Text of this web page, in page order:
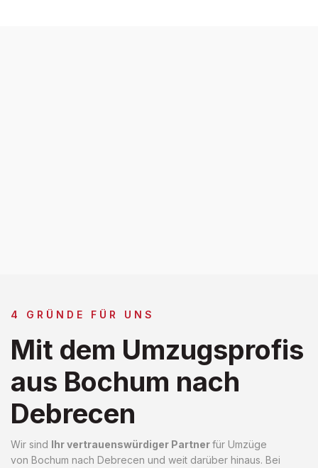
4 GRÜNDE FÜR UNS
Mit dem Umzugsprofis
aus Bochum nach
Debrecen
Wir sind Ihr vertrauenswürdiger Partnerfür Umzüge
von Bochum nach Debrecen und weit darüber hinaus. Bei